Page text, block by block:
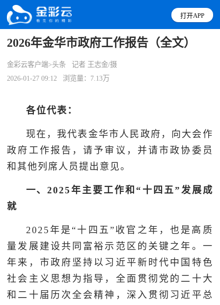
打开APP
2026年金华市政府工作报告（全文）
金彩云客户端>头条
记者 王志金/摄
2026-01-27 09:12
浏览量：7.13万
各位代表：
现在，我代表金华市人民政府，向大会作
政府工作报告，请予审议，并请市政协委员
和其他列席人员提出意见。
一、2025年主要工作和“十四五”发展成
就
2025年是“十四五”收官之年，也是高质
量发展建设共同富裕示范区的关键之年。一
年来，市政府坚持以习近平新时代中国特色
社会主义思想为指导，全面贯彻党的二十大
和二十届历次全会精神，深入贯彻习近平总